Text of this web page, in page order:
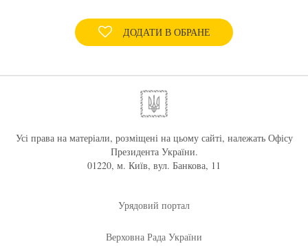
ДОДАТИ В ОБРАНЕ
Усі права на матеріали, розміщені на цьому сайті, належать Офісу
Президента України.
01220, м. Київ, вул. Банкова, 11
Урядовий портал
Верховна Рада України